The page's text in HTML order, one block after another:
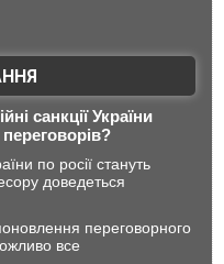
санкції України
по росії стануть
доведеться
переговорного
все